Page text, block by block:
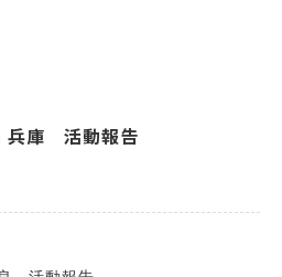
兵庫 活動報告